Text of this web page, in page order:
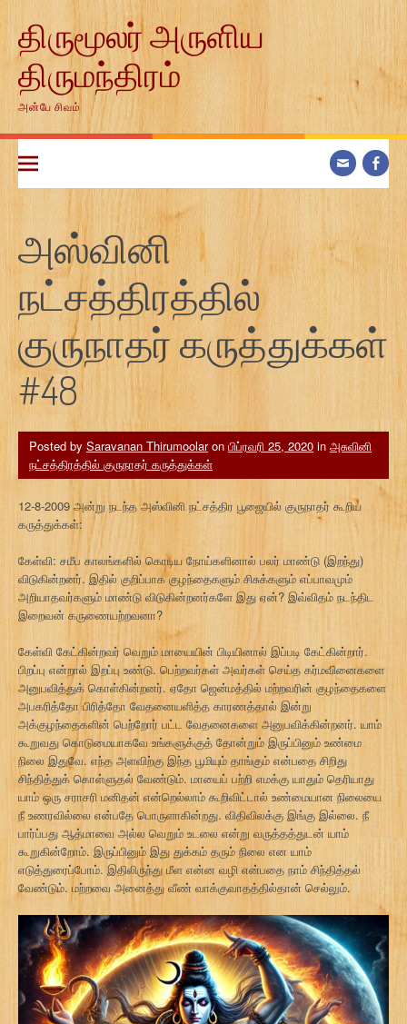
contentதிருமூலர் அருளிய
திருமந்திரம்
அன்பே சிவம்
அஸ்வினி
நட்சத்திரத்தில்
குருநாதர் கருத்துக்கள்
#48
Posted by Saravanan Thirumoolaron பிப்ரவரி 25, 2020 in அசுவினி
நட்சத்திரத்தில் குருநாதர் கருத்துக்கள்
12-8-2009 அன்று நடந்த அஸ்வினி நட்சத்திர பூஜையில் குருநாதர் கூறிய
கருத்துக்கள்:
கேள்வி: சமீப காலங்களில் கொடிய நோய்களினால் பலர் மாண்டு (இறந்து)
விடுகின்றனர். இதில் குறிப்பாக குழந்தைகளும் சிசுக்களும் எப்பாவமும்
அறியாதவர்களும் மாண்டு விடுகின்றனர்களே இது ஏன்? இவ்விதம் நடந்திட
இறைவன் கருணையற்றவனா?
கேள்வி கேட்கின்றவர் வெறும் மாயையின் பிடியினால் இப்படி கேட்கின்றார்.
பிறப்பு என்றால் இறப்பு உண்டு. பெற்றவர்கள் அவர்கள் செய்த கர்மவினைகளை
அனுபவித்துக் கொள்கின்றனர். ஏதோ ஜென்மத்தில் மற்றவரின் குழந்தைகளை
அபகரித்தோ பிரித்தோ வேதனையளித்த காரணத்தால் இன்று
அக்குழந்தைகளின் பெற்றோர் பட்ட வேதனைகளை அனுபவிக்கின்றனர். யாம்
கூறுவது கொடுமையாகவே உங்களுக்குத் தோன்றும் இருப்பினும் உண்மை
நிலை இதுவே. எந்த அளவிற்கு இந்த பூமியும் தாங்கும் என்பதை சிறிது
சிந்தித்துக் கொள்ளுதல் வேண்டும். மாயைப் பற்றி எமக்கு யாதும் தெரியாது
யாம் ஒரு சராசரி மனிதன் என்றெல்லாம் கூறிவிட்டால் உண்மையான நிலையை
நீ உணரவில்லை என்பதே பொருளாகின்றது. விதிவிலக்கு இங்கு இல்லை. நீ
பார்ப்பது ஆத்மாவை அல்ல வெறும் உடலை என்று வருத்தத்துடன் யாம்
கூறுகின்றோம். இருப்பினும் இது துக்கம் தரும் நிலை என யாம்
எடுத்துரைப்போம். இதிலிருந்து மீள என்ன வழி என்பதை நாம் சிந்தித்தல்
வேண்டும். மற்றவை அனைத்து வீண் வாக்குவாதத்தில்தான் செல்லும்.